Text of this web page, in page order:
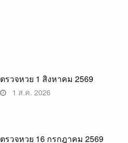
ตรวจหวย 1 สิงหาคม 2569
1 ส.ค. 2026
ตรวจหวย 16 กรกฎาคม 2569